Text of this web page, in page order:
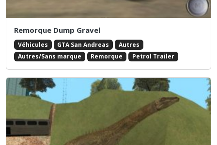
Remorque Dump Gravel
Véhicules GTA San Andreas
Autres
Autres/Sans marque
Remorque Petrol Trailer